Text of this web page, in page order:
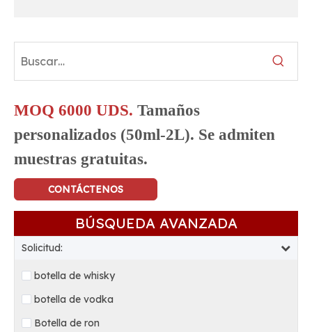
MOQ 6000 UDS. Tamaños
personalizados (50ml-2L). Se admiten
muestras gratuitas.
CONTÁCTENOS
BÚSQUEDA AVANZADA
Solicitud:
botella de whisky
botella de vodka
Botella de ron